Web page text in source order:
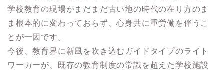
学校教育の現場がまだまだ古い地の時代の在り方のま
ま根本的に変わっておらず、心身共に重労働を伴うこ
とが一因です。
今後、教育界に新風を吹き込むガイドタイプのライト
ワーカーが、既存の教育制度の常識を超えた学校施設